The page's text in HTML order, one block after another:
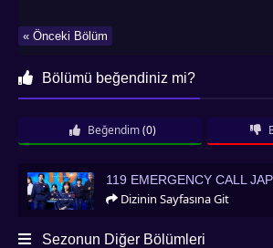
« Önceki Bölüm
Bölümü beğendiniz mi?
Beğendim (0)
119 Emergency Call Japon
119 EMERGENCY CALL
Dizinin Sayfasına Git
Sezonun Diğer Bölümleri